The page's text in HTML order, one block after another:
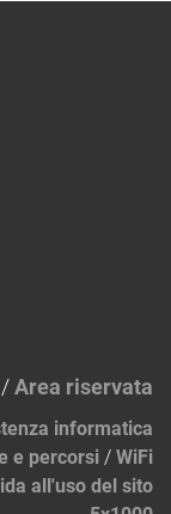
/Area riservata
informatica
e percorsi / WiFi
all'uso del sito